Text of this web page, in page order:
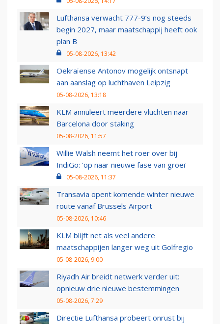
Lufthansa verwacht 777-9’s nog steeds
begin 2027, maar maatschappij heeft ook
plan B
05-08-2026, 13:42
Oekraïense Antonov mogelijk ontsnapt
aan aanslag op luchthaven Leipzig
05-08-2026, 13:18
KLM annuleert meerdere vluchten naar
Barcelona door staking
05-08-2026, 11:57
Willie Walsh neemt het roer over bij
IndiGo: 'op naar nieuwe fase van groei'
05-08-2026, 11:37
Transavia opent komende winter nieuwe
route vanaf Brussels Airport
05-08-2026, 10:46
KLM blijft net als veel andere
maatschappijen langer weg uit Golfregio
05-08-2026, 9:00
Riyadh Air breidt netwerk verder uit:
opnieuw drie nieuwe bestemmingen
05-08-2026, 7:29
Directie Lufthansa probeert onrust bij